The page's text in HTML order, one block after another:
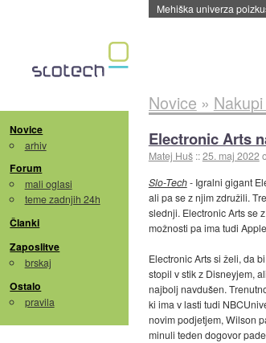
Evropska vesoljska
Novice
arhiv
Forum
mali oglasi
teme zadnjih 24h
Članki
Zaposlitve
brskaj
Ostalo
pravila
Novice »
Electronic Arts
Matej Huš ::25. maj 2022
Slo-Tech- Igralni gigant
ali pa se z njim združili.
slednji. Electronic Arts se
možnosti pa ima tudi
Electronic Arts si želi, da
stopil v stik z Disneyjem,
najbolj navdušen.
ki ima v lasti tudi
novim podjetjem, Wilson
minuli teden dogovor